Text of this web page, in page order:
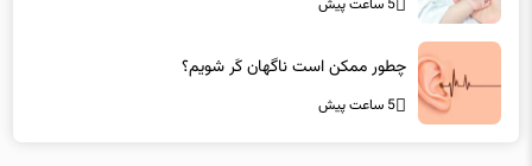
5 ساعت پیش